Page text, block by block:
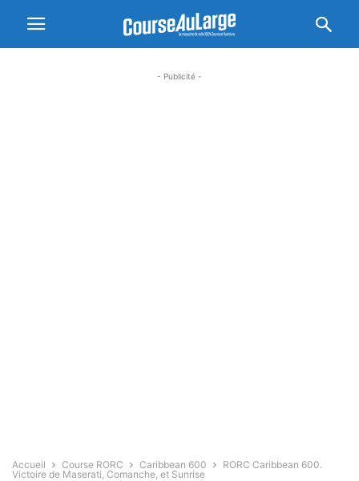
- Publicité -
Accueil Course RORC Caribbean 600
RORC Caribbean 600.
Victoire de Maserati, Comanche, et Sunrise